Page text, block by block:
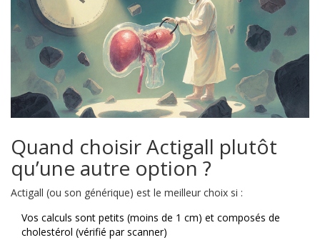
Quand choisir Actigall plutôt
qu’une autre option ?
Actigall (ou son générique) est le meilleur choix si :
Vos calculs sont petits (moins de 1 cm) et composés de
cholestérol (vérifié par scanner)